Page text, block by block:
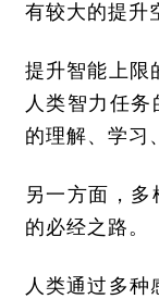
有较大的提升
提升智能上限
人类智力任
的理解、学习
另一方面，
的必经之路。
人类通过多种